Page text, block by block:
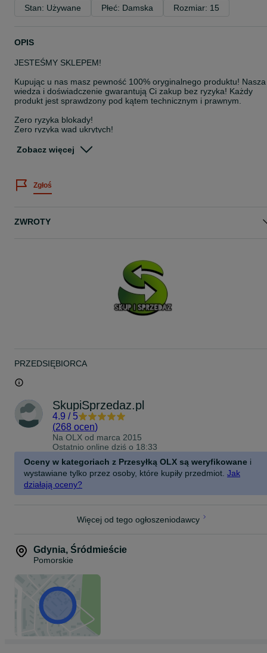
Stan: Używane Płeć: Damska Rozmiar: 15
OPIS
JESTEŚMY SKLEPEM!
Kupując u nas masz pewność 100% oryginalnego produktu! Nasza
wiedza i doświadczenie gwarantują Ci zakup bez ryzyka! Każdy
produkt jest sprawdzony pod kątem technicznym i prawnym.
Zero ryzyka blokady!
Zero ryzyka wad ukrytych!
Zachęcam do zakupu!
Dla firm możliwa faktura VAT marża = 0%.
(sklep między Pizza Hut a Starbucks)
Przedmiotem sprzedaży jest piękny złoty pierścionek damski!
Wykonany w całości ze złota próby 585, wyraźnie cechowany:
- praca ręczna
- złoto 585
- różowe złoto / odcień PRL
wymiary części ozdobnej - 16.9 mm x 16.8 mm
wysokość - 7 mm
Stan bardzo dobry.
Złoto 585
Waga - 4.77 gram
Rozmiar 15.5
Zobacz więcej
Zgłoś
ZWROTY
PRZEDSIĘBIORCA
SkupiSprzedaz.pl
4.9 / 5
(268 ocen)
Na OLX od marca 2015
Ostatnio online dziś o 18:33
Oceny w kategoriach z Przesyłką OLX są weryfikowane i
wystawiane tylko przez osoby, które kupiły przedmiot. Jak
działają oceny?
Więcej od tego ogłoszeniodawcy
Gdynia, Śródmieście
Pomorskie